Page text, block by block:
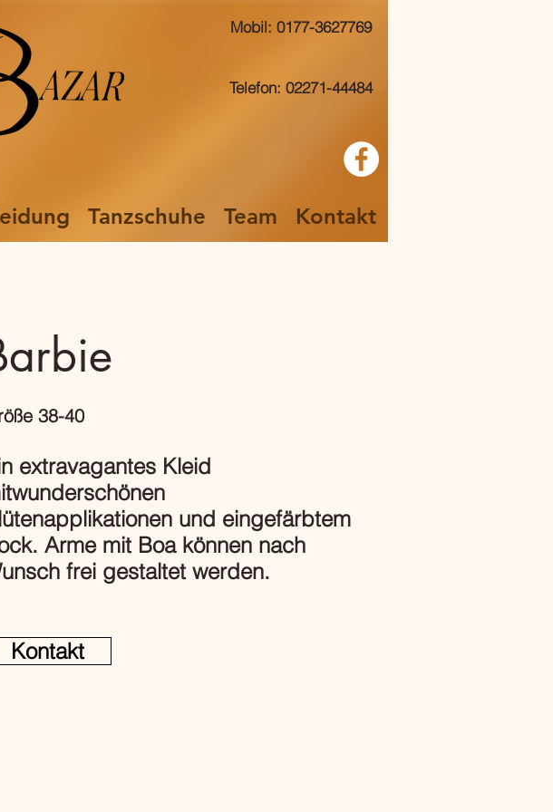
Telefon: 02271-44484
Tanzschuhe Team Kontakt
Mobil: 0177-3627769
38-40
extravagantes Kleid
und eingefärbtem
Arme mit Boa können nach
frei gestaltet werden.
Kontakt